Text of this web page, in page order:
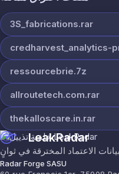
3S_fabrications.rar
credharvest_analytics-
ressourcebrie.7z
allroutetech.com.rar
thekalloscare.in.rar
LeakRadar
Radar Forge SASU